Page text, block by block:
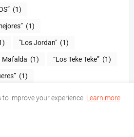
(1)
(1)
"Los Jordan" (1)
Mafalda (1) “Los Teke Teke” (1)
(1)
improve your experience. Learn more